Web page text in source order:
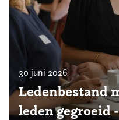
30 juni 2026
Ledenbestand
leden gegroeid